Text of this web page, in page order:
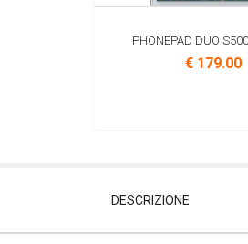
PHONEPAD DUO
COD.M-PP2S500
€ 179.00
DESCRIZIONE